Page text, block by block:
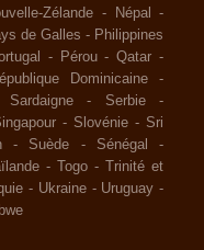
Zélande - Népal
-
de Galles - Philippines
- Pérou -Qatar -
Dominicaine
-
Sardaigne - Serbie
-
- Slovénie - Sri
- Suède - Sénégal
-
- Togo - Trinité et
- Ukraine - Uruguay -